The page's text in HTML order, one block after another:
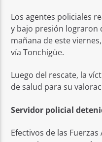
Los agentes policiales
y bajo presión lograron
mañana de este
vía Tonchigüe.
Luego del rescate, la
de salud para su
Servidor policial
Efectivos de las